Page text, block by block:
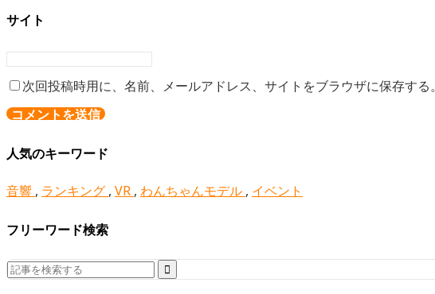
サイト
次回投稿時用に、名前、メールアドレス、サイトをブラウザに保存する。
人気のキーワード
音響 , ランキング , VR , わんちゃんモデル , イベント
フリーワード検索
Search
for: